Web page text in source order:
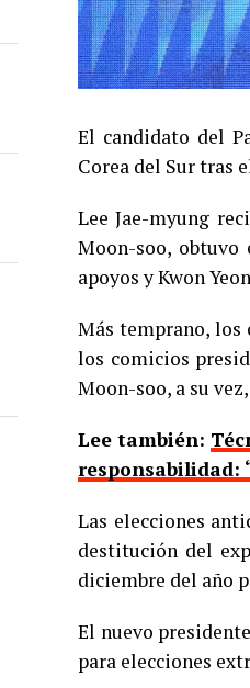
El candidato del
Corea del Sur tras
Lee Jae-myung
Moon-soo, obtuvo
apoyos y Kwon
Más temprano, los
los comicios
Moon-soo, a su
Lee también:
responsabilidad:
Las elecciones
destitución del
diciembre del año
El nuevo
para elecciones